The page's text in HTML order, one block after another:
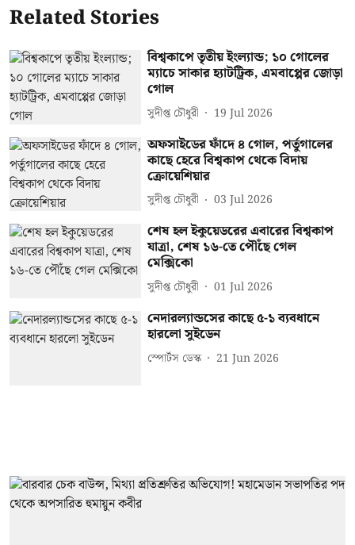
Related Stories
বিশ্বকাপে তৃতীয় ইংল্যান্ড; ১০ গোলের
ম্যাচে সাকার হ্যাটট্রিক, এমবাপ্পের জোড়া
গোল
সুদীপ্ত চৌধুরী 19 Jul 2026
অফসাইডের ফাঁদে ৪ গোল, পর্তুগালের
কাছে হেরে বিশ্বকাপ থেকে বিদায়
ক্রোয়েশিয়ার
সুদীপ্ত চৌধুরী 03 Jul 2026
শেষ হল ইকুয়েডরের এবারের বিশ্বকাপ
যাত্রা, শেষ ১৬-তে পৌঁছে গেল
মেক্সিকো
সুদীপ্ত চৌধুরী 01 Jul 2026
নেদারল্যান্ডসের কাছে ৫-১ ব্যবধানে
হারলো সুইডেন
স্পোর্টস ডেস্ক 21 Jun 2026